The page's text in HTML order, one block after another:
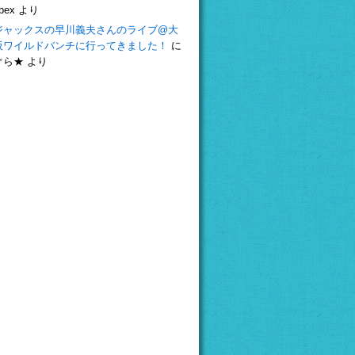
より
ャックスの早川義夫さんのライブ@大
ワイルドバンチに行ってきました！
に
ら★ より